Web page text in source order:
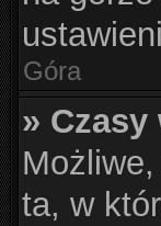
Góra
»
ta, w